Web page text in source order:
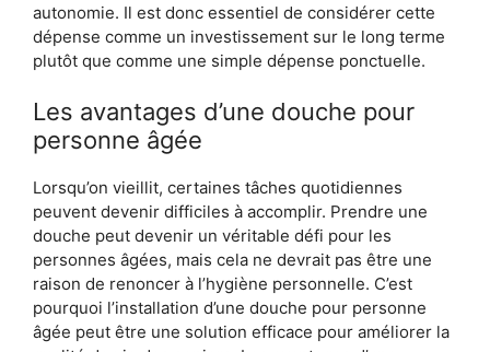
autonomie. Il est donc essentiel de considérer cette
dépense comme un investissement sur le long terme
plutôt que comme une simple dépense ponctuelle.
Les avantages d’une douche pour
personne âgée
Lorsqu’on vieillit, certaines tâches quotidiennes
peuvent devenir difficiles à accomplir. Prendre une
douche peut devenir un véritable défi pour les
personnes âgées, mais cela ne devrait pas être une
raison de renoncer à l’hygiène personnelle. C’est
pourquoi l’installation d’une douche pour personne
âgée peut être une solution efficace pour améliorer la